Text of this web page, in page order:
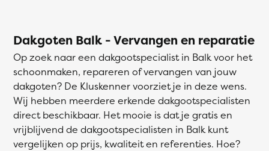
Dakgoten Balk - Vervangen en reparatie
Op zoek naar een dakgootspecialist in Balk voor het
schoonmaken, repareren of vervangen van jouw
dakgoten? De Kluskenner voorziet je in deze wens.
Wij hebben meerdere erkende dakgootspecialisten
direct beschikbaar. Het mooie is dat je gratis en
vrijblijvend de dakgootspecialisten in Balk kunt
vergelijken op prijs, kwaliteit en referenties. Hoe?